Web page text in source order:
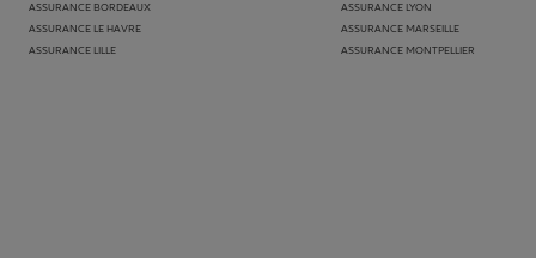
ASSURANCE BORDEAUX
ASSURANCE LE HAVRE
ASSURANCE LILLE
ASSURANCE LYON
ASSURANCE MARSEILLE
ASSURANCE MONTPELLIER